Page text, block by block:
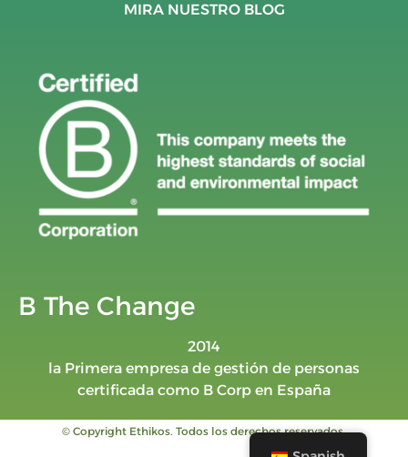
MIRA NUESTRO BLOG
B The Change
2014
la Primera empresa de gestión de personas
certificada como B Corp en España
© Copyright Ethikos. Todos los derechos reservados.